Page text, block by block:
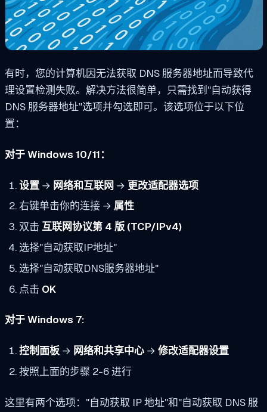
有时，您的计算机因无法获取 DNS 服务器地址而导致代
理设置检测失败。解决方法很简单，只需找到"自动获得
DNS 服务器地址"选项并勾选即可。该选项位于以下位
置：
对于 Windows 10/11：
设置→ 网络和互联网 → 更改适配器选项
右键单击你的连接 → 属性
双击 互联网协议第 4 版 (TCP/IPv4)
选择"自动获取IP地址"
选择"自动获取DNS服务器地址"
点击 OK
对于 Windows 7:
控制面板→ 网络和共享中心→ 修改适配器设置
按照上面的步骤 2-6 进行
这里有两个选项："自动获取 IP 地址"和"自动获取 DNS 服